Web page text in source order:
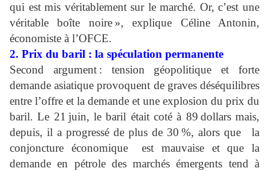
qui est mis véritablement sur le marché. Or, c’est une
véritable boîte noire », explique Céline Antonin,
économiste à l’OFCE.
2. Prix du baril : la spéculation permanente
Second argument : tension géopolitique et forte
demande asiatique provoquent de graves déséquilibres
entre l’offre et la demande et une explosion du prix du
baril. Le 21 juin, le baril était coté à 89 dollars mais,
depuis, il a progressé de plus de 30 %, alors que la
conjoncture économique est mauvaise et que la
demande en pétrole des marchés émergents tend à